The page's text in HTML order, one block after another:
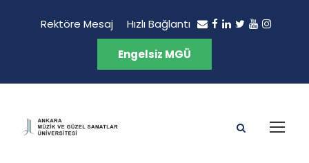
Rektöre Mesaj Hızlı Bağlantı
Engelsiz MGÜ